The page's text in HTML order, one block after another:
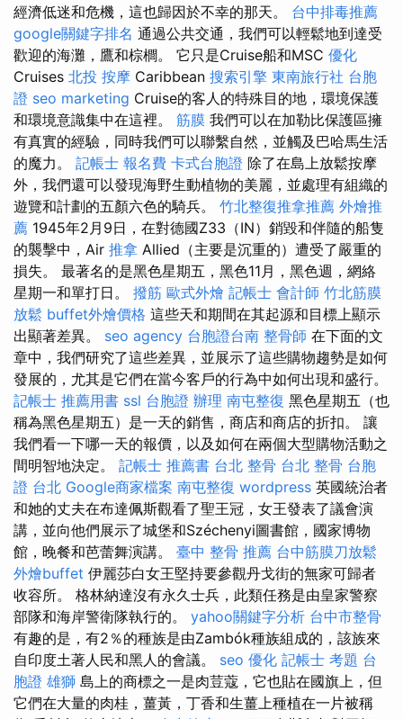
經濟低迷和危機，這也歸因於不幸的那天。 台中排毒推薦
google關鍵字排名 通過公共交通，我們可以輕鬆地到達受
歡迎的海灘，鷹和棕櫚。 它只是Cruise船和MSC 優化
Cruises 北投 按摩 Caribbean 搜索引擎 東南旅行社 台胞
證 seo marketing Cruise的客人的特殊目的地，環境保護
和環境意識集中在這裡。 筋膜 我們可以在加勒比保護區擁
有真實的經驗，同時我們可以聯繫自然，並觸及巴哈馬生活
的魔力。 記帳士 報名費 卡式台胞證 除了在島上放鬆按摩
外，我們還可以發現海野生動植物的美麗，並處理有組織的
遊覽和計劃的五顏六色的騎兵。 竹北整復推拿推薦 外燴推
薦 1945年2月9日，在對德國Z33（IN）銷毀和伴隨的船隻
的襲擊中，Air 推拿 Allied（主要是沉重的）遭受了嚴重的
損失。 最著名的是黑色星期五，黑色11月，黑色週，網絡
星期一和單打日。 撥筋 歐式外燴 記帳士 會計師 竹北筋膜
放鬆 buffet外燴價格 這些天和期間在其起源和目標上顯示
出顯著差異。 seo agency 台胞證台南 整骨師 在下面的文
章中，我們研究了這些差異，並展示了這些購物趨勢是如何
發展的，尤其是它們在當今客戶的行為中如何出現和盛行。
記帳士 推薦用書 ssl 台胞證 辦理 南屯整復 黑色星期五（也
稱為黑色星期五）是一天的銷售，商店和商店的折扣。 讓
我們看一下哪一天的報價，以及如何在兩個大型購物活動之
間明智地決定。 記帳士 推薦書 台北 整骨 台北 整骨 台胞
證 台北 Google商家檔案 南屯整復 wordpress 英國統治者
和她的丈夫在布達佩斯觀看了聖王冠，女王發表了議會演
講，並向他們展示了城堡和Széchenyi圖書館，國家博物
館，晚餐和芭蕾舞演講。 臺中 整骨 推薦 台中筋膜刀放鬆
外燴buffet 伊麗莎白女王堅持要參觀丹戈街的無家可歸者
收容所。 格林納達沒有永久士兵，此類任務是由皇家警察
部隊和海岸警衛隊執行的。 yahoo關鍵字分析 台中市整骨
有趣的是，有2％的種族是由Zambók種族組成的，該族來
自印度土著人民和黑人的會議。 seo 優化 記帳士 考題 台
胞證 雄獅 島上的商標之一是肉荳蔻，它也貼在國旗上，但
它們在大量的肉桂，薑黃，丁香和生薑上種植在一片被稱